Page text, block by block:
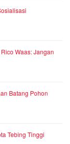
Waas: Jangan
Batang Pohon
Tebing Tinggi